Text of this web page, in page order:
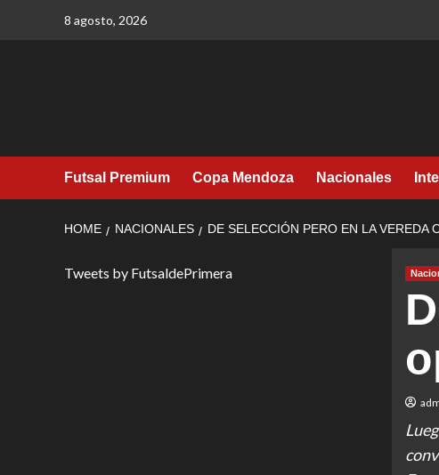
8 agosto, 2026
Futsal Premium Copa Mendoza Nacionales
HOME NACIONALES DE SELECCIÓN PERO EN LA VEREDA
Tweets by FutsaldePrimera